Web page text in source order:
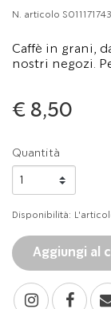
N. articolo S011171743
Caffè in grani,
nostri negozi.
€ 8,50
Quantità
Disponibilità:
Aggiungi al